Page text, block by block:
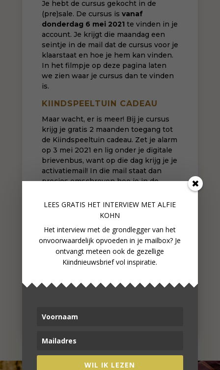
Je hebt de cursus gekocht in de
(pre)sale. De cursus is vanaf
donderdag 6 mei 2021 te vinden in je
account. Je krijgt die maandag een
seintje in de mail dat de cursus voor je
klaarstaat en hoe je hem kan vinden.
In het filmpje op deze pagina laten
we zien waar je cursus dan te vinden
is.
KIINDSPEELTUIN CADEAU
Maar wacht, er is meer! Bij je cursus
krijg je gratis 2 maanden toegang tot
de Kiindspeeltuin cadeau. Zet je alarm
op 3 mei 2021 en lig onder je digitale
brievenbus, want op die dag krijg je je
activatiemail! In die mail staat dan
precies omschreven hoe je in de
LEES GRATIS HET INTERVIEW MET ALFIE
KOHN
Het interview met de grondlegger van het
onvoorwaardelijk opvoeden in je mailbox? Je
ontvangt meteen ook de gezellige
Kiindnieuwsbrief vol inspiratie.
WIL IK LEZEN